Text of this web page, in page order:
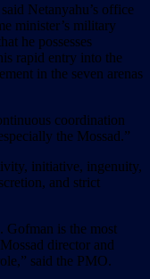
Netanyahu’s office
minister’s military
he possesses
rapid entry into the
in the seven arenas
coordination
the Mossad.”
initiative, ingenuity,
and strict
Gofman is the most
director and
said the PMO.